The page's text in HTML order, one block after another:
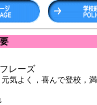
レーズ
気よく，喜んで登校，